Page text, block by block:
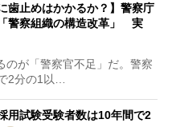
歯止めはかかるか？】警察庁
警察組織の構造改革」 実
が「警察官不足」だ。警察
2分の1以…
用試験受験者数は10年間で2